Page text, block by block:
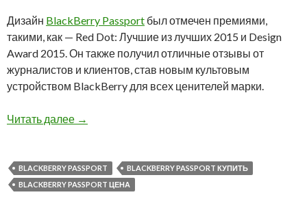
Дизайн BlackBerry Passport был отмечен премиями,
такими, как — Red Dot: Лучшие из лучших 2015 и Design
Award 2015. Он также получил отличные отзывы от
журналистов и клиентов, став новым культовым
устройством BlackBerry для всех ценителей марки.
Читать далее Снижена цена на BlackBerry Passport
→
BLACKBERRY PASSPORT
BLACKBERRY PASSPORT КУПИТЬ
BLACKBERRY PASSPORT ЦЕНА